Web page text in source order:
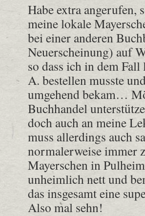
Habe extra angerufen,
meine lokale
bei einer anderen
Neuerscheinung) auf
so dass ich in dem
A. bestellen musste
umgehend bekam…
Buchhandel
doch auch an meine
muss allerdings auch
normalerweise immer
Mayerschen in
unheimlich nett und
das insgesamt eine
Also mal sehn!